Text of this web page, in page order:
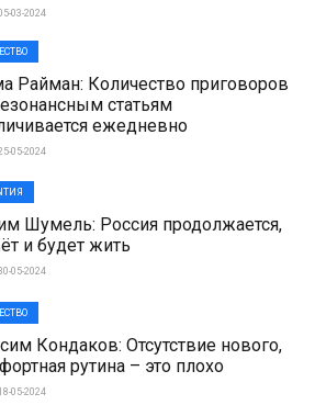
03-2024
Райман: Количество приговоров
статьям
ежедневно
05-2024
Шумель: Россия продолжается,
и будет жить
05-2024
Кондаков: Отсутствие нового,
рутина – это плохо
05-2024